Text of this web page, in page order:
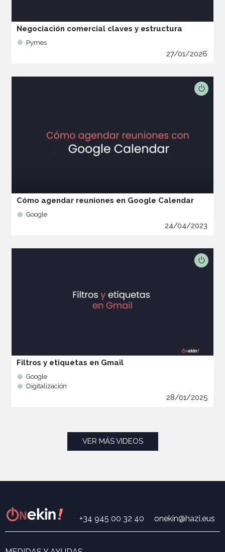
Negociación comercial claves y estructura
Pymes
27/01/2026
Cómo agendar reuniones en Google Calendar
Google
24/04/2023
Filtros y etiquetas en Gmail
Google
Digitalización
28/01/2025
VER MÁS VIDEOS
+34 945 00 32 40 onekin@hazi.eus